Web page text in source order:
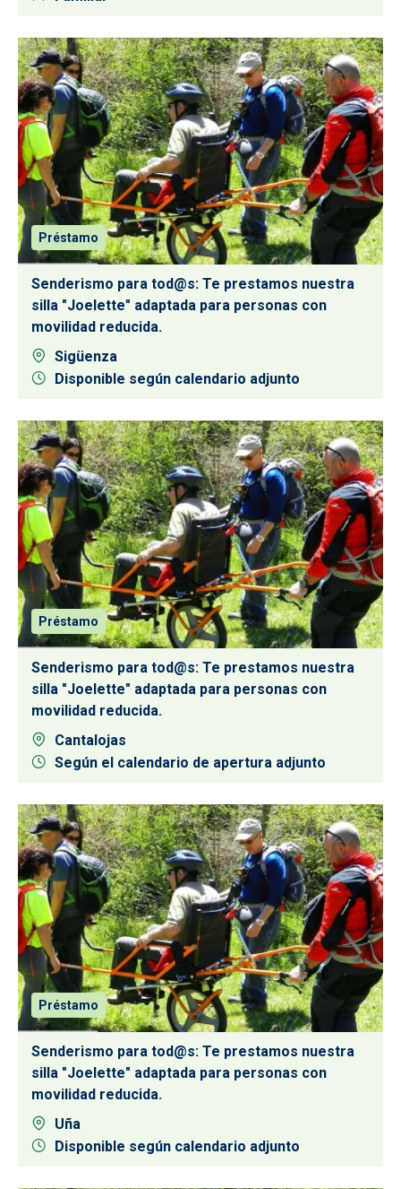
Préstamo
Senderismo para tod@s: Te prestamos nuestra
silla "Joelette" adaptada para personas con
movilidad reducida.
Sigüenza
Disponible según calendario adjunto
Préstamo
Senderismo para tod@s: Te prestamos nuestra
silla "Joelette" adaptada para personas con
movilidad reducida.
Cantalojas
Según el calendario de apertura adjunto
Préstamo
Senderismo para tod@s: Te prestamos nuestra
silla "Joelette" adaptada para personas con
movilidad reducida.
Uña
Disponible según calendario adjunto